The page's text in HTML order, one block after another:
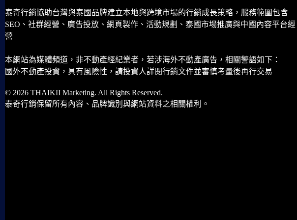
泰奇行銷協助台灣與泰國品牌建立本地與跨境市場的行銷成長策略，服務範圍包含
SEO、社群經營、廣告投放、網頁製作、活動規劃、泰國市場推廣與中國內容平台經
營
本網站為媒體頻道，非不動產經紀業者，若涉海外不動產廣告，相關警語如下：
國外不動產投資，具有風險性，請投資人詳閱行銷文件並審慎考量後再行交易
© 2026 THAIKII Marketing. All Rights Reserved.
泰奇行銷保留所有內容、品牌識別與網站資料之相關權利。